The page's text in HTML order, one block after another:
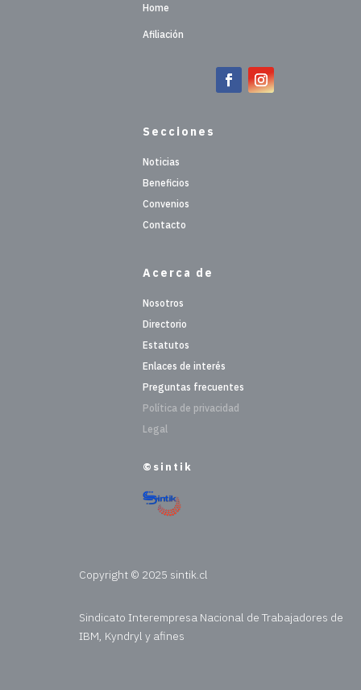
Home
Afiliación
Secciones
Noticias
Beneficios
Convenios
Contacto
Acerca de
Nosotros
Directorio
Estatutos
Enlaces de interés
Preguntas frecuentes
Política de privacidad
Legal
©sintik
Copyright © 2025 sintik.cl
Sindicato Interempresa Nacional de Trabajadores de
IBM, Kyndryl y afines